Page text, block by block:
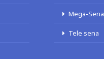
Mega-Sena
Tele sena